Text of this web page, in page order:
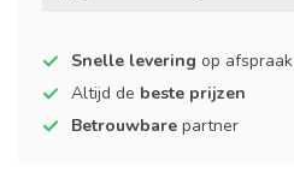
Snelle levering op afspraak
Altijd de beste prijzen
Betrouwbare partner